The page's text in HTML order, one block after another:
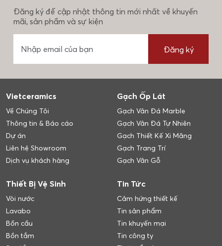
Đăng ký để cập nhật thông tin mới nhất về khuyến
mãi, sản phẩm và sự kiện
Đăng ký
Vietceramics
Về Chúng Tôi
Thông tin & Báo cáo
Dự án
Liên hệ Showroom
Dịch vụ khách hàng
Gạch Ốp Lát
Gạch Vân Đá Marble
Gạch Vân Đá Tự Nhiên
Gạch Thiết Kế Xi Măng
Gạch Trang Trí
Gạch Vân Gỗ
Thiết Bị Vệ Sinh
Vòi nước
Lavabo
Bồn cầu
Bồn tắm
Tin Tức
Cảm hứng thiết kế
Tin sản phẩm
Tin khuyến mại
Tin công ty